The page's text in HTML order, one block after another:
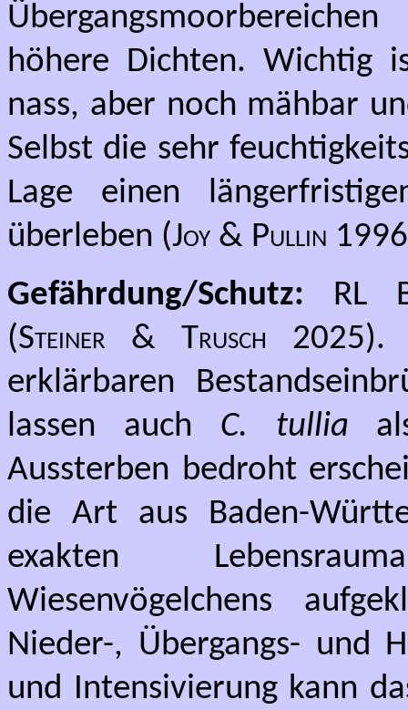
höhere Dichten. Wichtig
nass, aber noch mähbar
Selbst die sehr
Lage einen
überleben (Joy & Pullin
Gefährdung/Schutz: RL
(Steiner & Trusch
2025).
erklärbaren
lassen auch C. tullia
Aussterben bedroht
die Art aus Baden-
exakten
Wiesenvögelchens
Nieder-, Übergangs- und
und Intensivierung kann